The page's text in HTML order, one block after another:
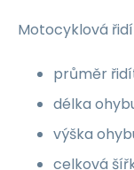
Motocyklová
průměr
délka
výška
celková